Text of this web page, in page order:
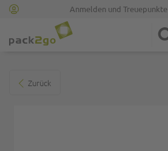
Anmelden und
Zurück